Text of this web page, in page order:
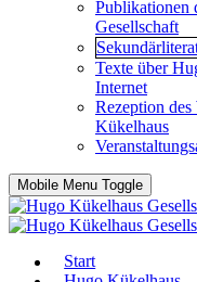
Publikationen
Gesellschaft
Texte über
Internet
Rezeption
Kükelhaus
Mobile Menu Toggle
Start